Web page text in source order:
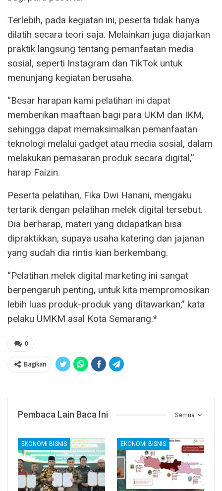
Terlebih, pada kegiatan ini, peserta tidak hanya
dilatih secara teori saja. Melainkan juga diajarkan
praktik langsung tentang pemanfaatan media
sosial, seperti Instagram dan TikTok untuk
menunjang kegiatan berusaha.
“Besar harapan kami pelatihan ini dapat
memberikan maaftaan bagi para UKM dan IKM,
sehingga dapat memaksimalkan pemanfaatan
teknologi melalui gadget atau media sosial, dalam
melakukan pemasaran produk secara digital,”
harap Faizin.
Peserta pelatihan, Fika Dwi Hanani, mengaku
tertarik dengan pelatihan melek digital tersebut.
Dia berharap, materi yang didapatkan bisa
dipraktikkan, supaya usaha katering dan jajanan
yang sudah dia rintis kian berkembang.
“Pelatihan melek digital marketing ini sangat
berpengaruh penting, untuk kita mempromosikan
lebih luas produk-produk yang ditawarkan,” kata
pelaku UMKM asal Kota Semarang.*
0
Bagikan
Semua
Pembaca Lain Baca Ini
EKONOMI BISNIS EKONOMI BISNIS